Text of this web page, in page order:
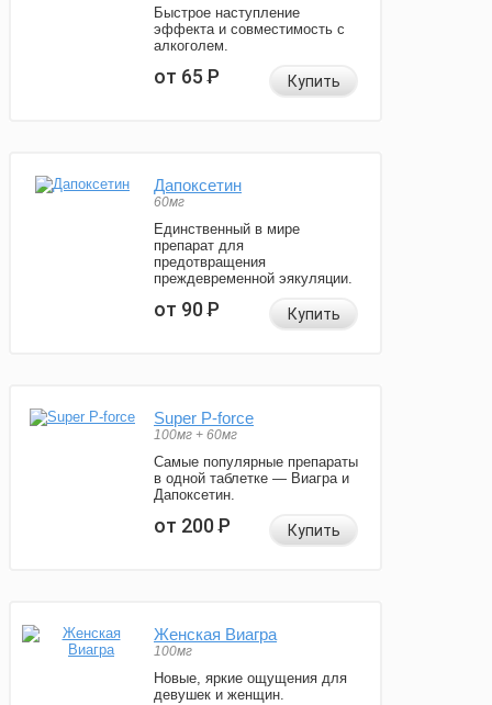
Быстрое наступление
эффекта и совместимость с
алкоголем.
от 65Р Купить
Дапоксетин
60мг
Единственный в мире
препарат для
предотвращения
преждевременной эякуляции.
от 90Р Купить
Super P-force
100мг + 60мг
Самые популярные препараты
в одной таблетке — Виагра и
Дапоксетин.
от 200Р Купить
Женская Виагра
100мг
Новые, яркие ощущения для
девушек и женщин.